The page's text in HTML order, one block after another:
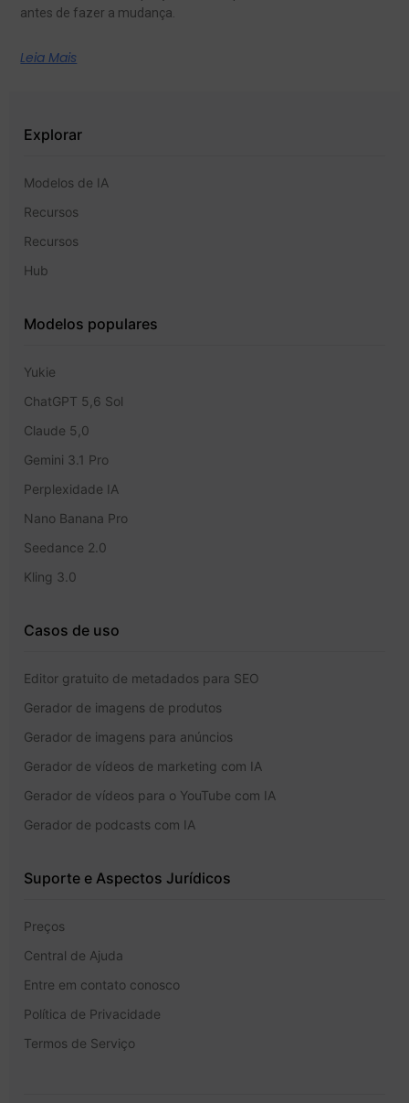
antes de fazer a mudança.
Leia Mais
Explorar
Modelos de IA
Recursos
Recursos
Hub
Modelos populares
Yukie
ChatGPT 5,6 Sol
Claude 5,0
Gemini 3.1 Pro
Perplexidade IA
Nano Banana Pro
Seedance 2.0
Kling 3.0
Casos de uso
Editor gratuito de metadados para SEO
Gerador de imagens de produtos
Gerador de imagens para anúncios
Gerador de vídeos de marketing com IA
Gerador de vídeos para o YouTube com IA
Gerador de podcasts com IA
Suporte e Aspectos Jurídicos
Preços
Central de Ajuda
Entre em contato conosco
Política de Privacidade
Termos de Serviço